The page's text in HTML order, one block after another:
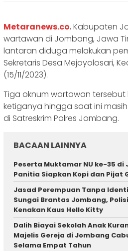
Metaranews.co, Kabupaten
wartawan di Jombang, Jawa
lantaran diduga melakukan
Sekretaris Desa Mejoyolosari,
(15/11/2023).
Tiga oknum wartawan tersebut
ketiganya hingga saat ini
di Satreskrim Polres Jombang.
BACAAN LAINNYA
Peserta Muktamar NU ke-35
Panitia Siapkan Kopi dan Pijat
Jasad Perempuan Tanpa
Sungai Brantas Jombang,
Kenakan Kaus Hello Kitty
Dalih Biayai Sekolah Anak
Majelis Gereja di Jombang
Selama Empat Tahun